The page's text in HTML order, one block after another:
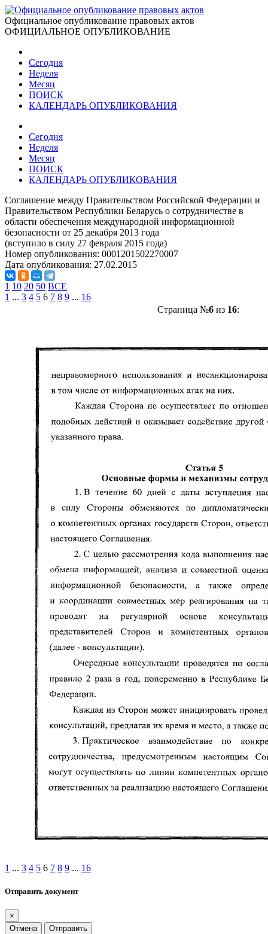
Официальное опубликование правовых актов
ОФИЦИАЛЬНОЕ ОПУБЛИКОВАНИЕ
Сегодня
Неделя
Месяц
ПОИСК
КАЛЕНДАРЬ ОПУБЛИКОВАНИЯ
Сегодня
Неделя
Месяц
ПОИСК
КАЛЕНДАРЬ ОПУБЛИКОВАНИЯ
Соглашение между Правительством Российской Федерации и
Правительством Республики Беларусь о сотрудничестве в
области обеспечения международной информационной
безопасности от 25 декабря 2013 года
(вступило в силу 27 февраля 2015 года)
Номер опубликования: 0001201502270007
Дата опубликования: 27.02.2015
1 10 20 50 ВСЕ
1 ... 3 4 5 6 7 8 9 ... 16
Страница №6из 16:
1 ... 3 4 5 6 7 8 9 ... 16
Отправить документ
×
Отмена
Отправить